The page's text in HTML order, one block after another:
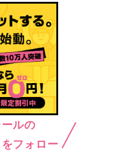
ルの
フォロー